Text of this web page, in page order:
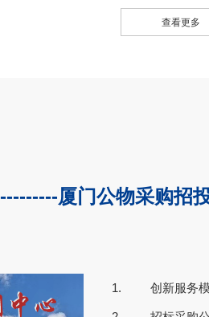
查看更多
厦门公物采购招
16
2025-10
1. 创新服务